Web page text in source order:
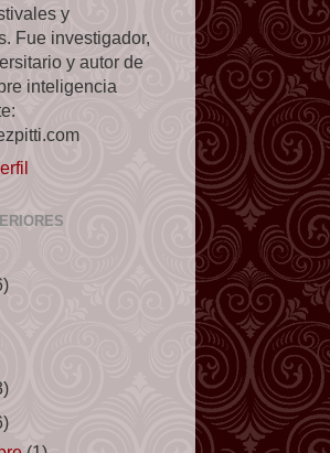
y
Fue investigador,
y autor de
inteligencia